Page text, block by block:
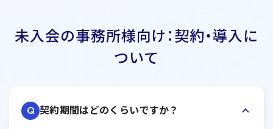
未入会の事務所様向け：契約・導入に
ついて
Q 契約期間はどのくらいですか？